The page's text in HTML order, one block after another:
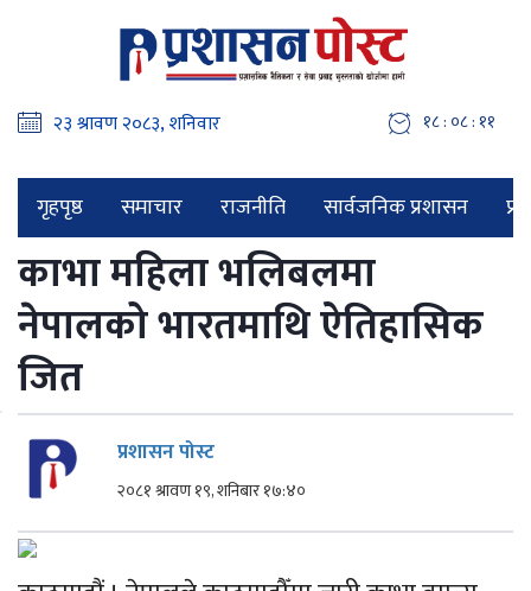
१८ : ०८ : १२
गृहपृष्ठ समाचार राजनीति सार्वजनिक प्रशासन
काभा महिला भलिबलमा
नेपालको भारतमाथि ऐतिहासिक
जित
प्रशासन पोस्ट
२०८१ श्रावण १९, शनिबार १७:४०